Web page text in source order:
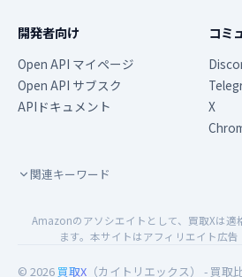
開発者向け
Open API マイページ
Open API サブスク
APIドキュメント
コミ
X
関連キーワード
Amazonのアソシエイトとして、買取Xは適
ます。本サイトはアフィリエイト広告
© 2026 買取X （カイトリエックス） - 買